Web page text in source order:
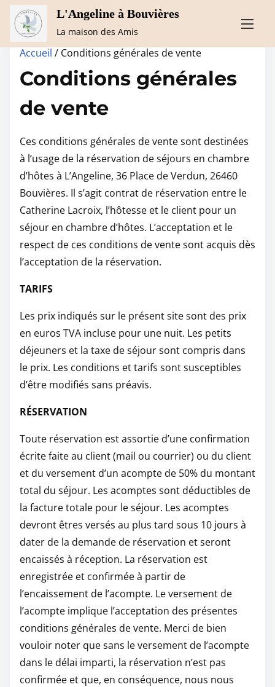
l
L'Angeline à Bouvières
La maison des Amis
Accueil / Conditions générales de vente
Conditions générales
de vente
Ces conditions générales de vente sont destinées
à l’usage de la réservation de séjours en chambre
d’hôtes à L’Angeline, 36 Place de Verdun, 26460
Bouvières. Il s’agit contrat de réservation entre le
Catherine Lacroix, l’hôtesse et le client pour un
séjour en chambre d’hôtes. L’acceptation et le
respect de ces conditions de vente sont acquis dès
l’acceptation de la réservation.
TARIFS
Les prix indiqués sur le présent site sont des prix
en euros TVA incluse pour une nuit. Les petits
déjeuners et la taxe de séjour sont compris dans
le prix. Les conditions et tarifs sont susceptibles
d’être modifiés sans préavis.
RÉSERVATION
Toute réservation est assortie d’une confirmation
écrite faite au client (mail ou courrier) ou du client
et du versement d’un acompte de 50% du montant
total du séjour. Les acomptes sont déductibles de
la facture totale pour le séjour. Les acomptes
devront êtres versés au plus tard sous 10 jours à
dater de la demande de réservation et seront
encaissés à réception. La réservation est
enregistrée et confirmée à partir de
l’encaissement de l’acompte. Le versement de
l’acompte implique l’acceptation des présentes
conditions générales de vente. Merci de bien
vouloir noter que sans le versement de l’acompte
dans le délai imparti, la réservation n’est pas
confirmée et que, en conséquence, nous nous